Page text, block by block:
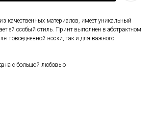
качественных материалов, имеет уникальный
ей особый стиль. Принт выполнен в абстрактном
повседневной носки, так и для важного
с большой любовью